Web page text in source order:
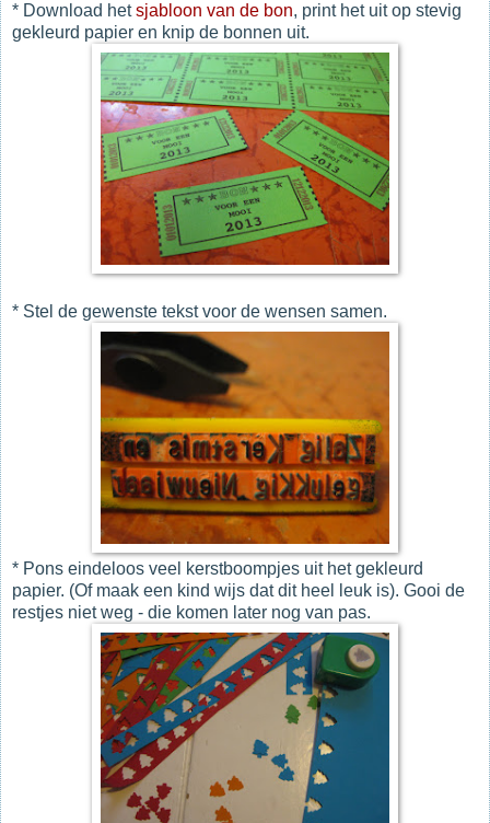
* Download hetsjabloon van de bon, print het uit op stevig
gekleurd papier en knip de bonnen uit.
* Stel de gewenste tekst voor de wensen samen.
* Pons eindeloos veel kerstboompjes uit het gekleurd
papier. (Of maak een kind wijs dat dit heel leuk is). Gooi de
restjes niet weg - die komen later nog van pas.